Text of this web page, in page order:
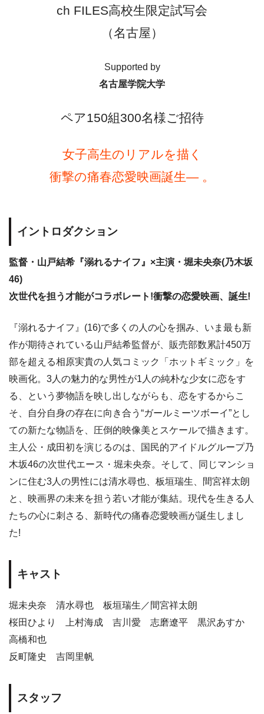
ch FILES高校生限定試写会
（名古屋）
Supported by
名古屋学院大学
ペア150組300名様ご招待
女子高生のリアルを描く
衝撃の痛春恋愛映画誕生― 。
イントロダクション
監督・山戸結希『溺れるナイフ』×主演・堀未央奈(乃木坂
46)
次世代を担う才能がコラボレート!衝撃の恋愛映画、誕生!
『溺れるナイフ』(16)で多くの人の心を掴み、いま最も新
作が期待されている山戸結希監督が、販売部数累計450万
部を超える相原実貴の人気コミック「ホットギミック」を
映画化。3人の魅力的な男性が1人の純朴な少女に恋をす
る、という夢物語を映し出しながらも、恋をするからこ
そ、自分自身の存在に向き合う“ガールミーツボーイ”とし
ての新たな物語を、圧倒的映像美とスケールで描きます。
主人公・成田初を演じるのは、国民的アイドルグループ乃
木坂46の次世代エース・堀未央奈。そして、同じマンショ
ンに住む3人の男性には清水尋也、板垣瑞生、間宮祥太朗
と、映画界の未来を担う若い才能が集結。現代を生きる人
たちの心に刺さる、新時代の痛春恋愛映画が誕生しまし
た!
キャスト
堀未央奈 清水尋也 板垣瑞生／間宮祥太朗
桜田ひより 上村海成 吉川愛 志磨遼平 黒沢あすか
高橋和也
反町隆史 吉岡里帆
スタッフ